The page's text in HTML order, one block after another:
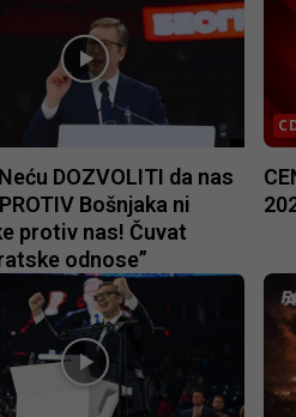
DOZVOLITI da nas
Bošnjaka ni
protiv nas! Čuvat
odnose”